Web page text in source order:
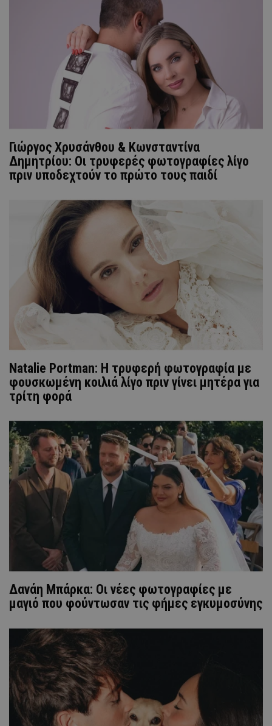
Γιώργος Χρυσάνθου & Κωνσταντίνα
Δημητρίου: Οι τρυφερές φωτογραφίες λίγο
πριν υποδεχτούν το πρώτο τους παιδί
Natalie Portman: Η τρυφερή φωτογραφία με
φουσκωμένη κοιλιά λίγο πριν γίνει μητέρα για
τρίτη φορά
Δανάη Μπάρκα: Οι νέες φωτογραφίες με
μαγιό που φούντωσαν τις φήμες εγκυμοσύνης